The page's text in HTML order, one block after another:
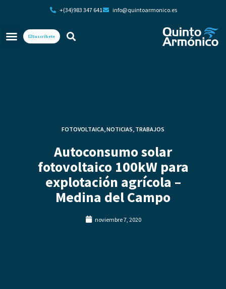
+(34)983 347 641 info@quintoarmonico.es
Suscríbete
FOTOVOLTAICA NOTICIAS TRABAJOS
Autoconsumo solar
fotovoltaico 100kW para
explotación agrícola –
Medina del Campo
noviembre 7, 2020